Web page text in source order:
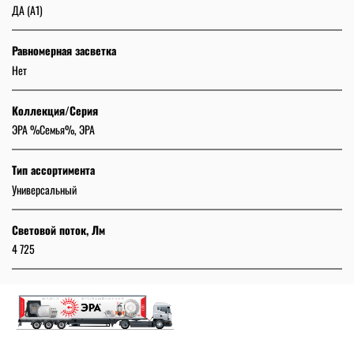
ДА (А1)
Равномерная засветка
Нет
Коллекция/Серия
ЭРА %Семья%, ЭРА
Тип ассортимента
Универсальный
Световой поток, Лм
4 725